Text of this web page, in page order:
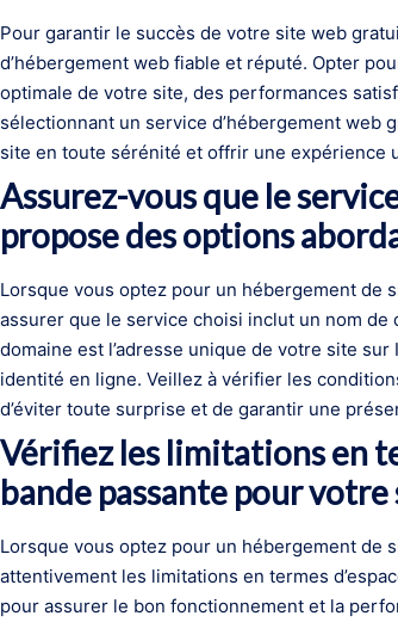
Pour garantir le succès de votre site web
d’hébergement web fiable et réputé. Opter
optimale de votre site, des performances
sélectionnant un service d’hébergement
site en toute sérénité et offrir une expérience
Assurez-vous que le
propose des options
Lorsque vous optez pour un hébergement de
assurer que le service choisi inclut un nom
domaine est l’adresse unique de votre site
identité en ligne. Veillez à vérifier les
d’éviter toute surprise et de garantir une
Vérifiez les limitations en
bande passante pour votre
Lorsque vous optez pour un hébergement de
attentivement les limitations en termes
pour assurer le bon fonctionnement et la